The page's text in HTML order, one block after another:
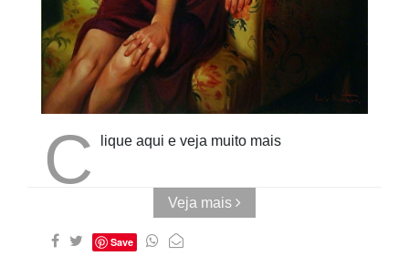
Quadrado
C lique aqui e veja muito mais
Veja mais
Save